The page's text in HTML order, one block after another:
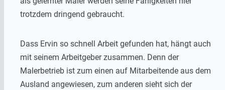
trotzdem dringend gebraucht.
Dass Ervin so schnell Arbeit gefunden hat, hängt auch
mit seinem Arbeitgeber zusammen. Denn der
Malerbetrieb ist zum einen auf Mitarbeitende aus dem
Ausland angewiesen, zum anderen sieht sich der